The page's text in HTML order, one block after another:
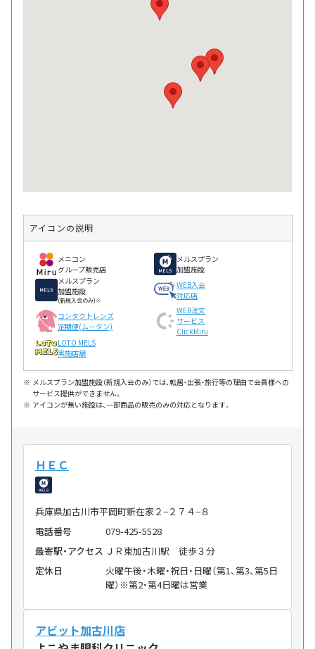
アイコンの説明
メニコン
グループ販売店
メルスプラン
加盟施設
メルスプラン
加盟施設
(新規入会のみ)※
WEB入会
対応店
コンタクトレンズ
定期便(ムータン)
WEB注文
サービス
ClickMiru
LOTO MELS
実施店舗
メルスプラン加盟施設（新規入会のみ）では、転居・出張・旅行等の理由で会員様への
サービス提供ができません。
アイコンが無い施設は、一部商品の販売のみの対応となります。
ＨＥＣ
兵庫県加古川市平岡町新在家２−２７４−８
電話番号
079-425-5528
最寄駅・アクセス ＪＲ東加古川駅 徒歩３分
定休日
火曜午後・木曜・祝日・日曜（第1、第3、第5日
曜）※第2・第4日曜は営業
アビット加古川店